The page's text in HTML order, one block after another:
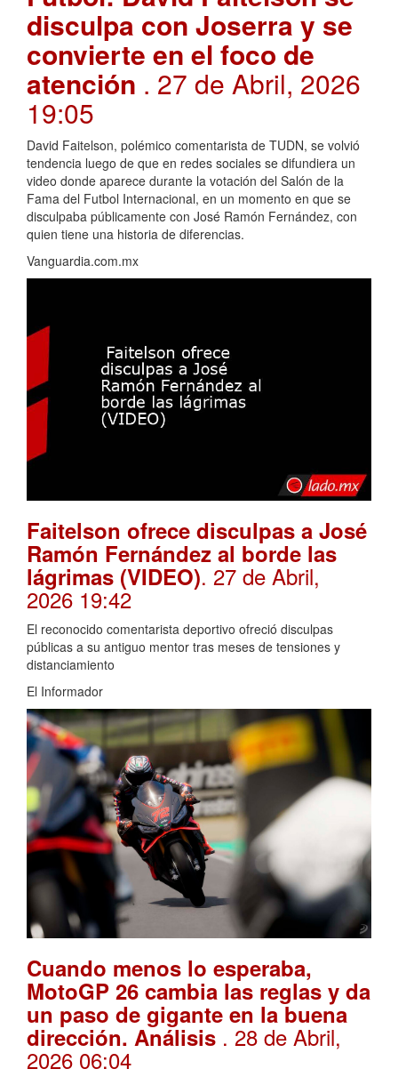
disculpa con Joserra y se
convierte en el foco de
atención . 27 de Abril, 2026
19:05
David Faitelson, polémico comentarista de TUDN, se volvió
tendencia luego de que en redes sociales se difundiera un
video donde aparece durante la votación del Salón de la
Fama del Futbol Internacional, en un momento en que se
disculpaba públicamente con José Ramón Fernández, con
quien tiene una historia de diferencias.
Vanguardia.com.mx
Faitelson ofrece disculpas a José
Ramón Fernández al borde las
lágrimas (VIDEO). 27 de Abril,
2026 19:42
El reconocido comentarista deportivo ofreció disculpas
públicas a su antiguo mentor tras meses de tensiones y
distanciamiento
El Informador
Cuando menos lo esperaba,
MotoGP 26 cambia las reglas y da
un paso de gigante en la buena
dirección. Análisis . 28 de Abril,
2026 06:04